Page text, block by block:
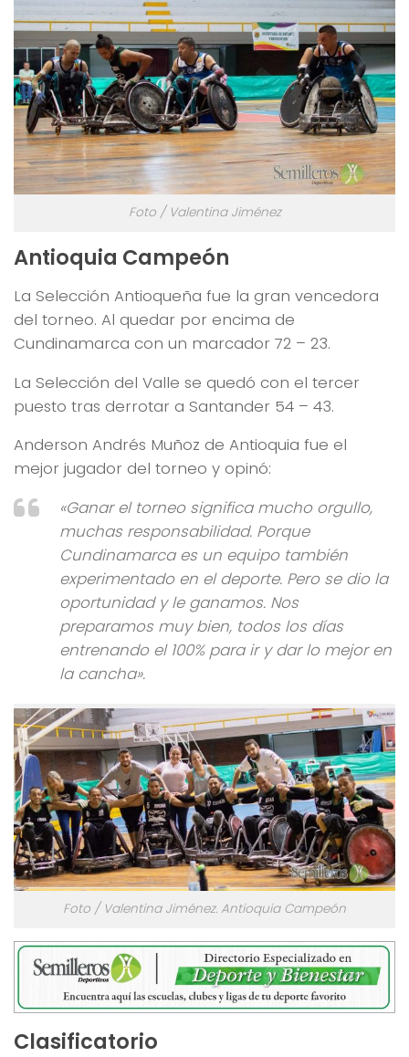
Foto / Valentina Jiménez
Antioquia Campeón
La Selección Antioqueña fue la gran vencedora
del torneo. Al quedar por encima de
Cundinamarca con un marcador 72 – 23.
La Selección del Valle se quedó con el tercer
puesto tras derrotar a Santander 54 – 43.
Anderson Andrés Muñoz de Antioquia fue el
mejor jugador del torneo y opinó:
«Ganar el torneo significa mucho orgullo,
muchas responsabilidad. Porque
Cundinamarca es un equipo también
experimentado en el deporte. Pero se dio la
oportunidad y le ganamos. Nos
preparamos muy bien, todos los días
entrenando el 100% para ir y dar lo mejor en
la cancha».
Foto / Valentina Jiménez. Antioquia Campeón
Clasificatorio